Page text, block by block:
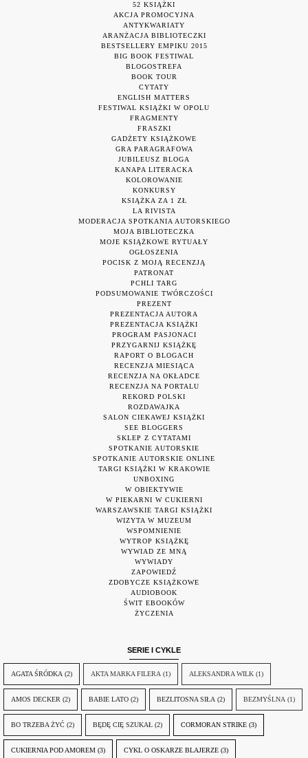
52 KSIĄŻKI
AKCJA PROMOCYJNA
ANTYKWARIATY
ARANŻACJA BIBLIOTECZKI
BESTSELLERY EMPIKU 2015
BIG BOOK FESTIWAL
BLOGOSTREFA
BOOK TOUR
CYTATY
ENGLISH MATTERS
FESTIWAL KSIĄŻKI W OPOLU
FRAGMENTY
FRASZKI
GADŻETY KSIĄŻKOWE
GRA PARAGRAFOWA
JUBILEUSZ BLOGA
KANAPA LITERACKA
KOLOROWANIE
KONKURSY
KSIĄŻKA ZA 1 ZŁ
LA RIVISTA
MODERACJA SPOTKANIA AUTORSKIEGO
MOJA BIBLIOTECZKA
MOJE KSIĄŻKOWE RYTUAŁY
OGŁOSZENIA
POCISK Z MOJĄ RECENZJĄ
PATRONAT
PCHLI TARG
PODSUMOWANIE TWÓRCZOŚCI
PREZENT
PREZENTACJA AUTORA
PREZENTACJA KSIĄŻKI
PROGRAM PASJONACI
PRZYGARNIJ KSIĄŻKĘ
RAPORT O BLOGACH
RECENZJA MIESIĄCA
RECENZJA NA OKŁADCE
RECENZJA NA PORTALU
REKORD POLSKI
ROZDAWAJKA
SALON CIEKAWEJ KSIĄŻKI
SEE BLOGGERS
SKLEP Z CYTATAMI
SPOTKANIE AUTORSKIE
SPOTKANIE AUTORSKIE ONLINE
TARGI KSIĄŻKI W KRAKOWIE
UNBOXING
W OBIEKTYWIE
W PIEKARNI W CUKIERNI
WARSZAWSKIE TARGI KSIĄŻKI
WIZYTA W MUZEUM
WSPOMNIENIE
WYTROP KSIĄŻKĘ
WYWIAD ZE MNĄ
WYWIADY
ZAPOWIEDŹ
ZDOBYCZE KSIĄŻKOWE
AUDIOBOOK
ŚWIT EBOOKÓW
ŻYCZENIA
SERIE I CYKLE
AGATA ŚRÓDKA (2) AKTA MARKA FILERA (1) ALEKSANDRA WILK (1)
AMOS DECKER (2) BABIE LATO (2) BEZLITOSNA SIŁA (2) BEZMYŚLNA (1)
BO TRZEBA ŻYĆ (2) BĘDĘ CIĘ SZUKAŁ (2) CORMORAN STRIKE (3)
CUKIERNIA POD AMOREM (3) CYKL O OSKARZE BLAJERZE (3)